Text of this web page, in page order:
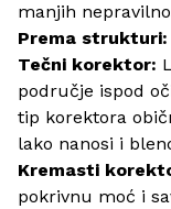
manjih
Prema strukturi:
Tečni korektor:
područje ispod
tip korektora
lako nanosi i
Kremasti
pokrivnu moć i